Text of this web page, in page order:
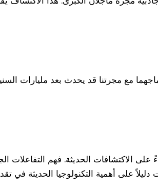
مع مجرتنا قد يحدث بعد مليارات
الاكتشافات الحديثة. فهم التفاعلات
على أهمية التكنولوجيا الحديثة في